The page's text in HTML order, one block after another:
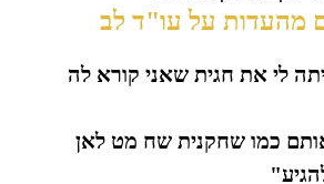
מהעדות על עו"ד לב
לי את חגית שאני קורא לה
כמו שחקנית שח מט לאן